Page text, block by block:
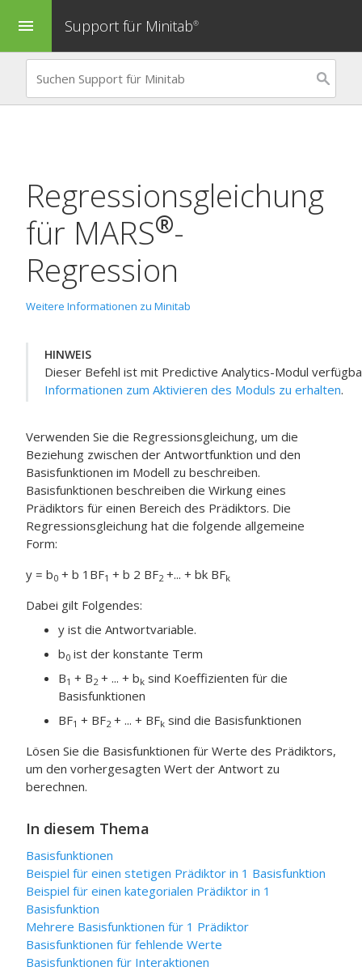
menu Support für Minitab®
Regressionsgleichung
für MARS®-
Regression
Weitere Informationen zu Minitab
HINWEIS
Dieser Befehl ist mit Predictive Analytics-Modul
Informationen zum Aktivieren des Moduls zu erhalten.
Verwenden Sie die Regressionsgleichung, um die
Beziehung zwischen der Antwortfunktion und den
Basisfunktionen im Modell zu beschreiben.
Basisfunktionen beschreiben die Wirkung eines
Prädiktors für einen Bereich des Prädiktors. Die
Regressionsgleichung hat die folgende allgemeine
Form:
y = b0 + b 1 BF1 + b 2 BF2 +... + bk BFk
Dabei gilt Folgendes:
y ist die Antwortvariable.
b0 ist der konstante Term
B1 + B2 + ... + bk sind Koeffizienten für die
Basisfunktionen
BF1 + BF2 + ... + BFk sind die Basisfunktionen
Lösen Sie die Basisfunktionen für Werte des Prädiktors,
um den vorhergesagten Wert der Antwort zu
berechnen.
In diesem Thema
Basisfunktionen
Beispiel für einen stetigen Prädiktor in 1 Basisfunktion
Beispiel für einen kategorialen Prädiktor in 1
Basisfunktion
Mehrere Basisfunktionen für 1 Prädiktor
Basisfunktionen für fehlende Werte
Basisfunktionen für Interaktionen